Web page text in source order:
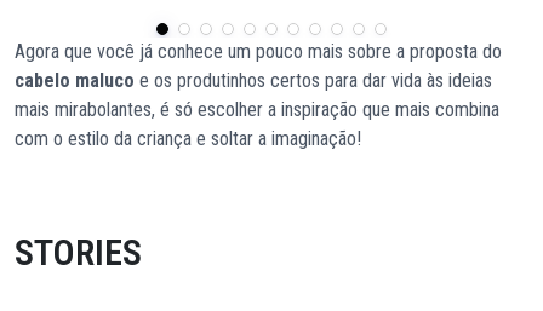
Agora que você já conhece um pouco mais sobre a proposta do
cabelo maluco e os produtinhos certos para dar vida às ideias
mais mirabolantes, é só escolher a inspiração que mais combina
com o estilo da criança e soltar a imaginação!
STORIES